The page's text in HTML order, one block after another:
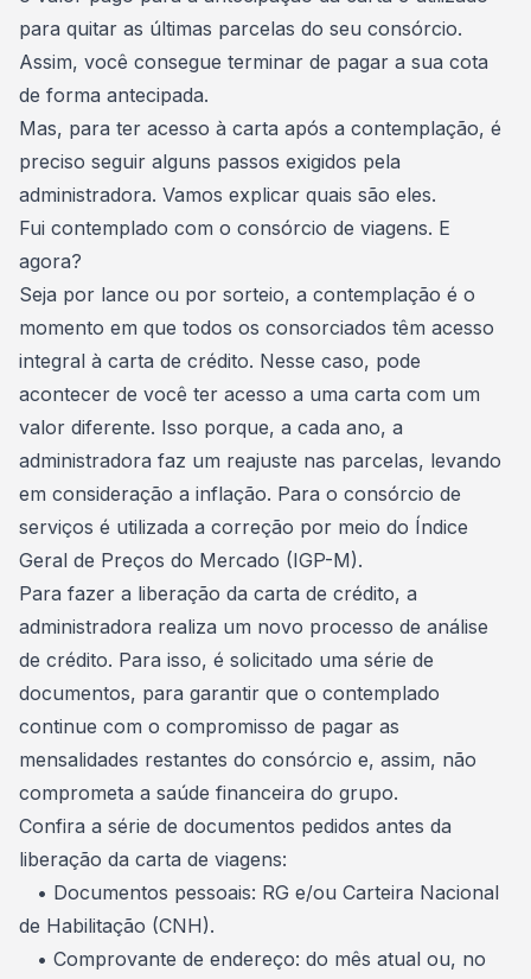
para quitar as últimas parcelas do seu consórcio.
Assim, você consegue terminar de pagar a sua cota
de forma antecipada.
Mas, para ter acesso à carta após a contemplação, é
preciso seguir alguns passos exigidos pela
administradora. Vamos explicar quais são eles.
Fui contemplado com o consórcio de viagens. E
agora?
Seja por lance ou por sorteio, a contemplação é o
momento em que todos os consorciados têm acesso
integral à carta de crédito. Nesse caso, pode
acontecer de você ter acesso a uma carta com um
valor diferente. Isso porque, a cada ano, a
administradora faz um reajuste nas parcelas, levando
em consideração a inflação. Para o consórcio de
serviços é utilizada a correção por meio do Índice
Geral de Preços do Mercado (IGP-M).
Para fazer a liberação da carta de crédito, a
administradora realiza um novo processo de análise
de crédito. Para isso, é solicitado uma série de
documentos, para garantir que o contemplado
continue com o compromisso de pagar as
mensalidades restantes do consórcio e, assim, não
comprometa a saúde financeira do grupo.
Confira a série de documentos pedidos antes da
liberação da carta de viagens:
• Documentos pessoais: RG e/ou Carteira Nacional
de Habilitação (CNH).
• Comprovante de endereço: do mês atual ou, no